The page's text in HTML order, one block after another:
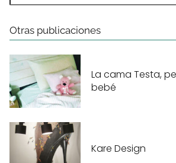
Otras publicaciones
La cama Testa,
bebé
Kare Design